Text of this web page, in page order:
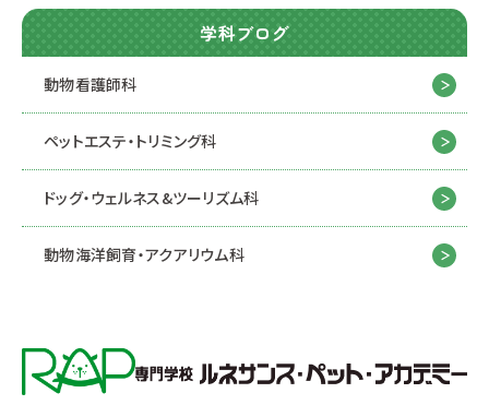
学科ブログ
動物看護師科
ペットエステ・トリミング科
ドッグ・ウェルネス&ツーリズム科
動物海洋飼育・アクアリウム科